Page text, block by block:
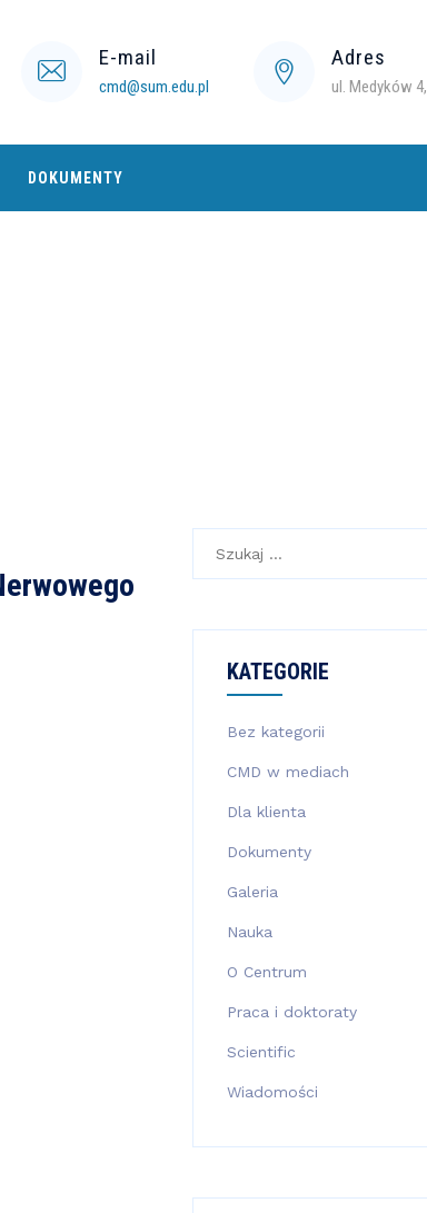
E-mail
cmd@sum.edu.pl
Adres
ul. Medyków
DOKUMENTY
KATEGORIE
Bez kategorii
CMD w mediach
Dla klienta
Dokumenty
Galeria
Nauka
O Centrum
Praca i doktoraty
Scientific
Wiadomości